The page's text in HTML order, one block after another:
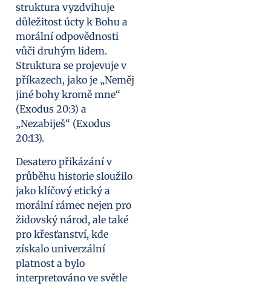
struktura vyzdvihuje
důležitost úcty k Bohu a
morální odpovědnosti
vůči druhým lidem.
Struktura se projevuje v
příkazech, jako je „Neměj
jiné bohy kromě mne“
(Exodus 20:3) a
„Nezabiješ“ (Exodus
20:13).
Desatero přikázání v
průběhu historie sloužilo
jako klíčový etický a
morální rámec nejen pro
židovský národ, ale také
pro křesťanství, kde
získalo univerzální
platnost a bylo
interpretováno ve světle